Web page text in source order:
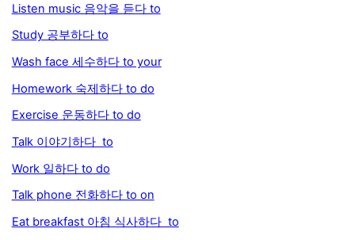
Listen music 음악을 듣다 to
Study 공부하다 to
Wash face 세수하다 to your
Homework 숙제하다 to do
Exercise 운동하다 to do
Talk 이야기하다 to
Work 일하다 to do
Talk phone 전화하다 to on
Eat breakfast 아침 식사하다 to